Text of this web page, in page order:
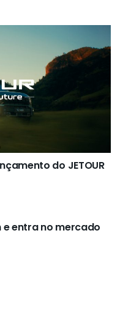
do JETOUR
e entra no mercado